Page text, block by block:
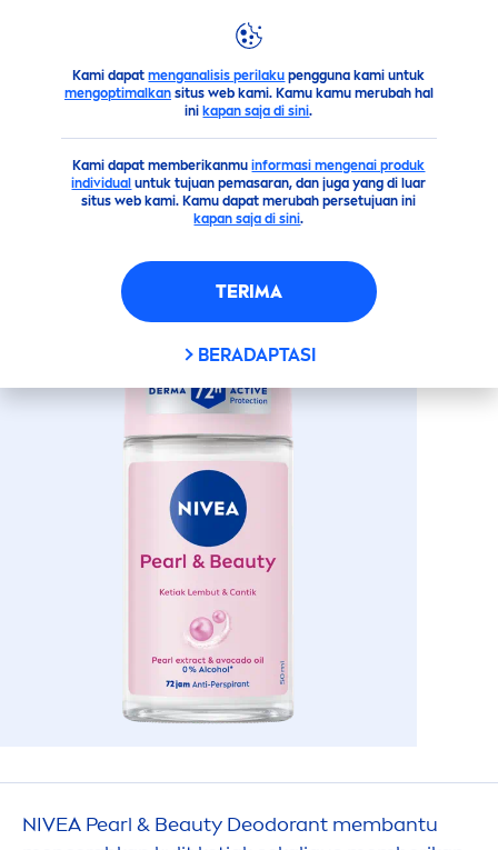
Kami dapatmenganalisis perilaku pengguna kami untuk
mengoptimalkansitus web kami. Kamu kamu merubah hal
ini kapan saja di sini.
Kami dapat memberikanmuinformasi mengenai produk
individual untuk tujuan pemasaran, dan juga yang di luar
situs web kami. Kamu dapat merubah persetujuan ini
kapan saja di sini.
TERIMA
BERADAPTASI
Sekilas Produk Kami Tubuh Deodoran Roll on
(32)
NIVEA PEARL&BEAUTYROLL-
ON 50ML
NIVEA Pearl & Beauty Deodorant membantu